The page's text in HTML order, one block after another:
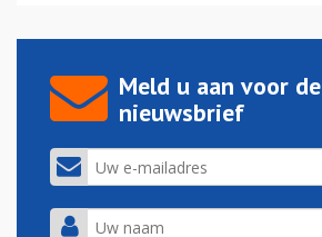
Meld u aan voor de
nieuwsbrief